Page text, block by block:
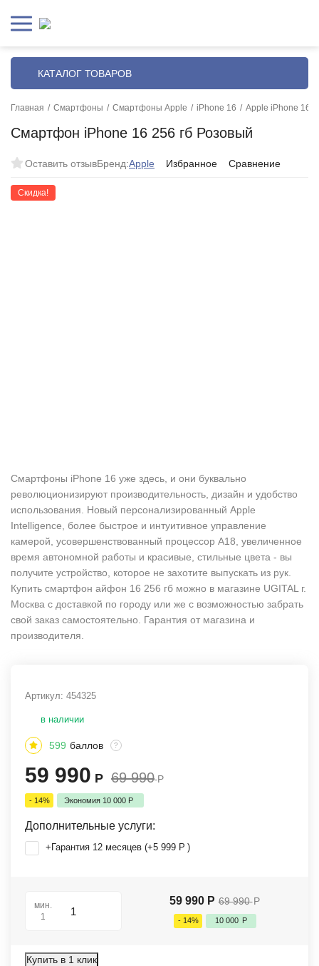
КАТАЛОГ ТОВАРОВ
Главная / Смартфоны / Смартфоны Apple / iPhone 16 / Apple iPhone 16
Смартфон iPhone 16 256 гб Розовый
Оставить отзывБренд:Apple Избранное Сравнение
Скидка!
Смартфоны iPhone 16 уже здесь, и они буквально
революционизируют производительность, дизайн и удобство
использования. Новый персонализированный Apple
Intelligence, более быстрое и интуитивное управление
камерой, усовершенствованный процессор A18, увеличенное
время автономной работы и красивые, стильные цвета - вы
получите устройство, которое не захотите выпускать из рук.
Купить смартфон айфон 16 256 гб можно в магазине UGITAL г.
Москва с доставкой по городу или же с возможностью забрать
свой заказ самостоятельно. Гарантия от магазина и
производителя.
Артикул: 454325
в наличии
599 баллов ?
59 990 Р 69 990 Р
- 14% Экономия 10 000 Р
Дополнительные услуги:
+Гарантия 12 месяцев (+5 999 Р )
мин.
1
59 990 Р 69 990 Р
- 14% 10 000 Р
Купить в 1 клик